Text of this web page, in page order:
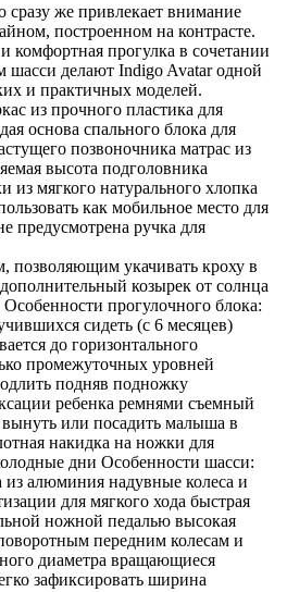
сразу же привлекает внимание
построенном на контрасте.
комфортная прогулка в сочетании
делают Indigo Avatar одной
и практичных моделей.
из прочного пластика для
основа спального блока для
позвоночника матрас из
высота подголовника
из мягкого натурального хлопка
как мобильное место для
предусмотрена ручка для
позволяющим укачивать кроху в
козырек от солнца
прогулочного блока:
сидеть (с 6 месяцев)
до горизонтального
промежуточных уровней
подняв подножку
ребенка ремнями съемный
или посадить малыша в
накидка на ножки для
дни Особенности шасси:
из алюминия надувные колеса и
для мягкого хода быстрая
ножной педалью высокая
передним колесам и
диаметра вращающиеся
зафиксировать ширина